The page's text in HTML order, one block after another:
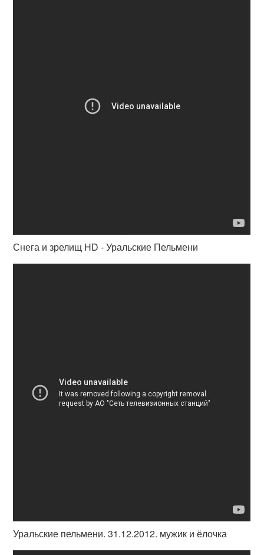
Снега и зрелищ HD - Уральские Пельмени
Уральские пельмени. 31.12.2012. мужик и ёлочка